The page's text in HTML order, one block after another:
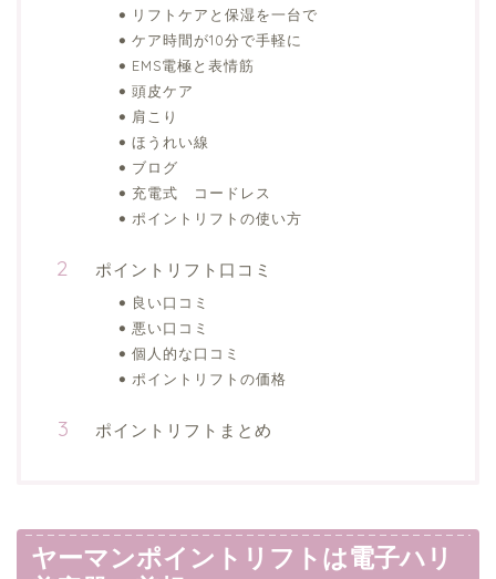
リフトケアと保湿を一台で
ケア時間が10分で手軽に
EMS電極と表情筋
頭皮ケア
肩こり
ほうれい線
ブログ
充電式 コードレス
ポイントリフトの使い方
ポイントリフト口コミ
良い口コミ
悪い口コミ
個人的な口コミ
ポイントリフトの価格
ポイントリフトまとめ
ヤーマンポイントリフトは電子ハリ